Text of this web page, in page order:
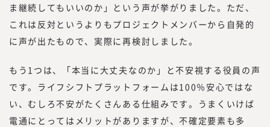
ま継続してもいいのか」という声が挙がりました。ただ、
これは反対というよりもプロジェクトメンバーから自発的
に声が出たもので、実際に再検討しました。
もう1つは、「本当に大丈夫なのか」と不安視する役員の声
です。ライフシフトプラットフォームは100％安心ではな
い、むしろ不安がたくさんある仕組みです。うまくいけば
電通にとってはメリットがありますが、不確定要素も多